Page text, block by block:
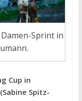
Sprint in
Cup in
Spitz-